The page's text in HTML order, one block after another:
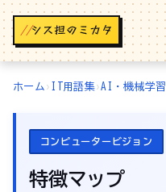
//
ホーム › IT用語集›AI・機械学習
コンピュータービジョン
特徴マップ